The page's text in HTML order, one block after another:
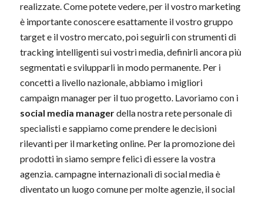
realizzate. Come potete vedere, per il vostro marketing
è importante conoscere esattamente il vostro gruppo
target e il vostro mercato, poi seguirli con strumenti di
tracking intelligenti sui vostri media, definirli ancora più
segmentati e svilupparli in modo permanente. Per i
concetti a livello nazionale, abbiamo i migliori
campaign manager per il tuo progetto. Lavoriamo con i
social media managerdella nostra rete personale di
specialisti e sappiamo come prendere le decisioni
rilevanti per il marketing online. Per la promozione dei
prodotti in siamo sempre felici di essere la vostra
agenzia. campagne internazionali di social media è
diventato un luogo comune per molte agenzie, il social